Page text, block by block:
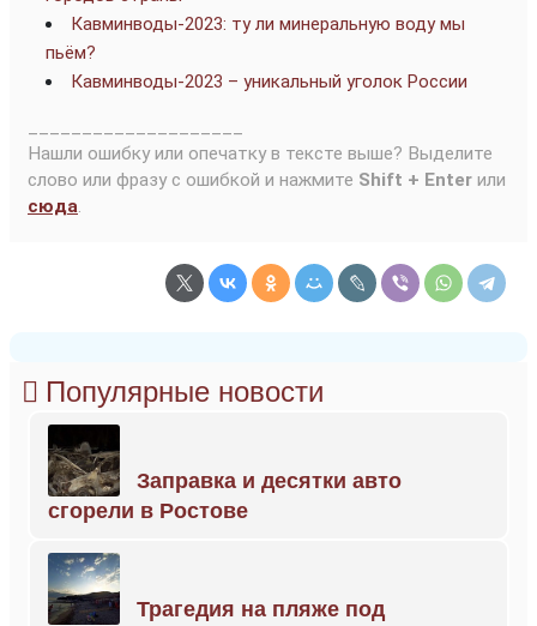
Кавминводы-2023: ту ли минеральную воду мы
пьём?
Кавминводы-2023 – уникальный уголок России
Нашли ошибку или опечатку в тексте выше? Выделите
слово или фразу с ошибкой и нажмите Shift + Enter или
сюда.
Популярные новости
Заправка и десятки авто
сгорели в Ростове
Трагедия на пляже под